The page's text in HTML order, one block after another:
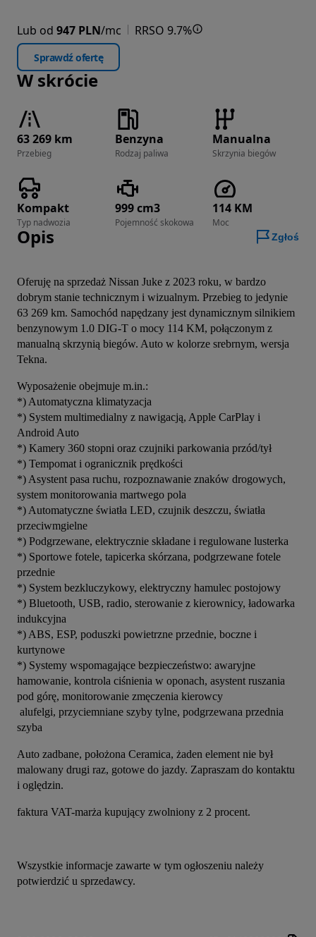
Lub od 947 PLN/mc RRSO 9.7%
Sprawdź ofertę
W skrócie
63 269 km
Przebieg
Benzyna
Rodzaj paliwa
Manualna
Skrzynia biegów
Kompakt
Typ nadwozia
999 cm3
Pojemność skokowa
114 KM
Moc
Opis Zgłoś
Oferuję na sprzedaż Nissan Juke z 2023 roku, w bardzo
dobrym stanie technicznym i wizualnym. Przebieg to jedynie
63 269 km. Samochód napędzany jest dynamicznym silnikiem
benzynowym 1.0 DIG-T o mocy 114 KM, połączonym z
manualną skrzynią biegów. Auto w kolorze srebrnym, wersja
Tekna.
Wyposażenie obejmuje m.in.:
*) Automatyczna klimatyzacja
*) System multimedialny z nawigacją, Apple CarPlay i
Android Auto
*) Kamery 360 stopni oraz czujniki parkowania przód/tył
*) Tempomat i ogranicznik prędkości
*) Asystent pasa ruchu, rozpoznawanie znaków drogowych,
system monitorowania martwego pola
*) Automatyczne światła LED, czujnik deszczu, światła
przeciwmgielne
*) Podgrzewane, elektrycznie składane i regulowane lusterka
*) Sportowe fotele, tapicerka skórzana, podgrzewane fotele
przednie
*) System bezkluczykowy, elektryczny hamulec postojowy
*) Bluetooth, USB, radio, sterowanie z kierownicy, ładowarka
indukcyjna
*) ABS, ESP, poduszki powietrzne przednie, boczne i
kurtynowe
*) Systemy wspomagające bezpieczeństwo: awaryjne
hamowanie, kontrola ciśnienia w oponach, asystent ruszania
pod górę, monitorowanie zmęczenia kierowcy
szyba
Auto zadbane, położona Ceramica, żaden element nie był
malowany drugi raz, gotowe do jazdy. Zapraszam do kontaktu
i oględzin.
faktura VAT-marża kupujący zwolniony z 2 procent.
Wszystkie informacje zawarte w tym ogłoszeniu należy
potwierdzić u sprzedawcy.